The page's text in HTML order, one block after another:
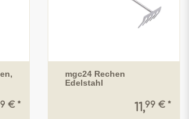
€ *
mgc24 Rechen
Edelstahl
11,99 € *